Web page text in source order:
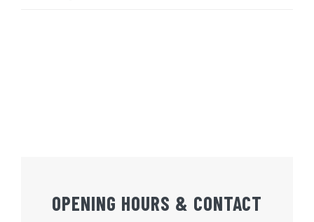
OPENING HOURS & CONTACT